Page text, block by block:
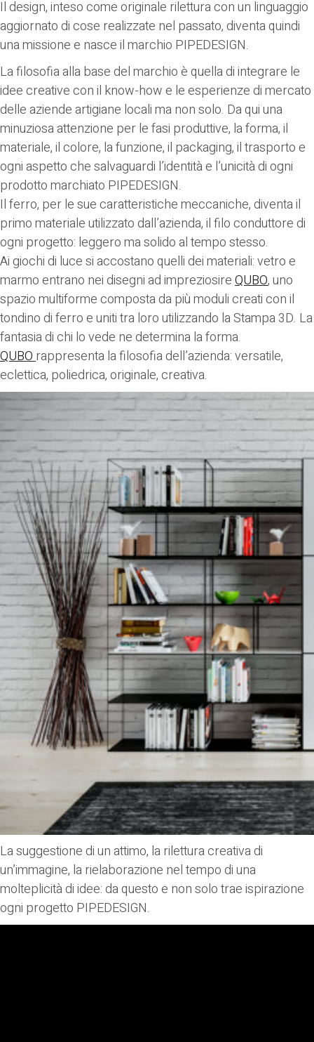
Il design, inteso come originale rilettura con un linguaggio
aggiornato di cose realizzate nel passato, diventa quindi
una missione e nasce il marchio PIPEDESIGN.
La filosofia alla base del marchio è quella di integrare le
idee creative con il know-how e le esperienze di mercato
delle aziende artigiane locali ma non solo. Da qui una
minuziosa attenzione per le fasi produttive, la forma, il
materiale, il colore, la funzione, il packaging, il trasporto e
ogni aspetto che salvaguardi l’identità e l’unicità di ogni
prodotto marchiato PIPEDESIGN.
Il ferro, per le sue caratteristiche meccaniche, diventa il
primo materiale utilizzato dall’azienda, il filo conduttore di
ogni progetto: leggero ma solido al tempo stesso.
Ai giochi di luce si accostano quelli dei materiali: vetro e
marmo entrano nei disegni ad impreziosireQUBO, uno
spazio multiforme composta da più moduli creati con il
tondino di ferro e uniti tra loro utilizzando la Stampa 3D. La
fantasia di chi lo vede ne determina la forma.
QUBOrappresenta la filosofia dell’azienda: versatile,
eclettica, poliedrica, originale, creativa.
La suggestione di un attimo, la rilettura creativa di
un’immagine, la rielaborazione nel tempo di una
molteplicità di idee: da questo e non solo trae ispirazione
ogni progetto PIPEDESIGN.